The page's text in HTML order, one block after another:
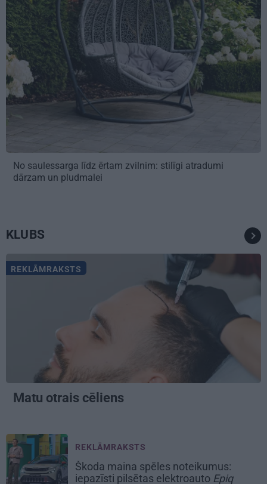
No saulessarga līdz ērtam zvilnim: stilīgi atradumi
dārzam un pludmalei
KLUBS
REKLĀMRAKSTS
Matu otrais cēliens
REKLĀMRAKSTS
Škoda maina spēles noteikumus:
iepazīsti pilsētas elektroauto Epiq